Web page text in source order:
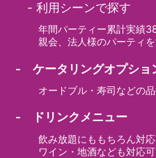
-利用シーンで探す
年間パーティー累計実績
親会、法人様のパーティを
- ケータリングオプショ
オードブル・寿司などの
- ドリンクメニュー
飲み放題にももちろん対応
ワイン・地酒なども対応可